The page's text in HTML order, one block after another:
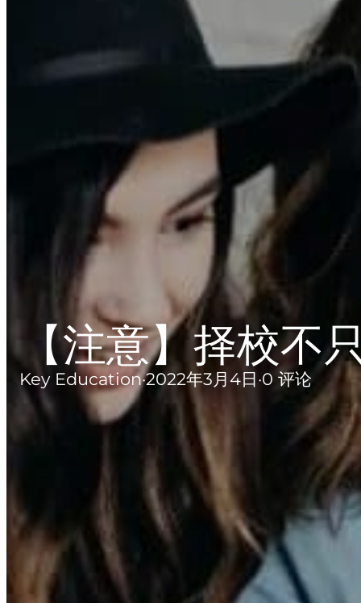
【注意】择校不
Key Education·2022年3月4日·0 评论